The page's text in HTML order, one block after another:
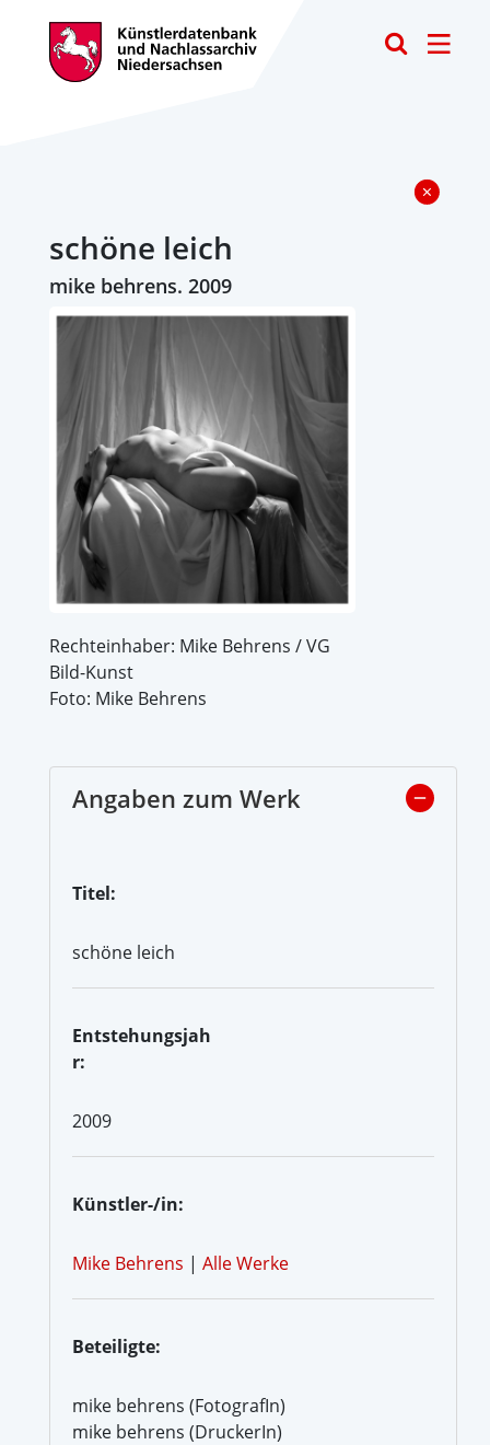
schöne leich
mike behrens. 2009
Rechteinhaber: Mike Behrens / VG
Bild-Kunst
Foto: Mike Behrens
Angaben zum Werk
Titel:
schöne leich
Entstehungsjah
r:
2009
Künstler-/in:
Mike Behrens | Alle Werke
Beteiligte:
mike behrens (FotografIn)
mike behrens (DruckerIn)